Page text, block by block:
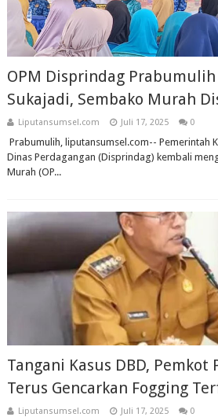
OPM Disprindag Prabumulih
Sukajadi, Sembako Murah
Liputansumsel.com Juli 17, 2025 0
Prabumulih, liputansumsel.com-- Pemerintah
Dinas Perdagangan (Disprindag) kembali
Murah (OP...
Tangani Kasus DBD,
Terus Gencarkan Fogging
Liputansumsel.com Juli 17, 2025 0